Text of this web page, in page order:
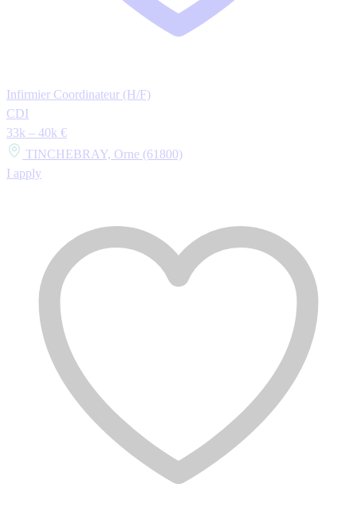
Infirmier Coordinateur (H/F)
CDI
33k – 40k €
TINCHEBRAY, Orne (61800)
I apply